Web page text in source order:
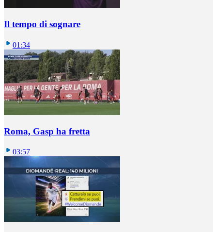
Il tempo di sognare
01:34
Roma, Gasp ha fretta
03:57